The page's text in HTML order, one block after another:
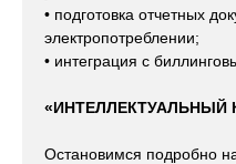
• подготовка отчетных
электропотреблении;
• интеграция с
«ИНТЕЛЛЕКТУАЛЬНЫЙ
Остановимся подробно